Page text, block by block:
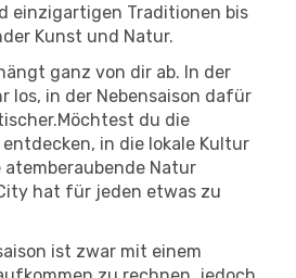
einzigartigen Traditionen bis
Kunst und Natur.
ganz von dir ab. In der
los, in der Nebensaison dafür
du die
in die lokale Kultur
Natur
hat für jeden etwas zu
ist zwar mit einem